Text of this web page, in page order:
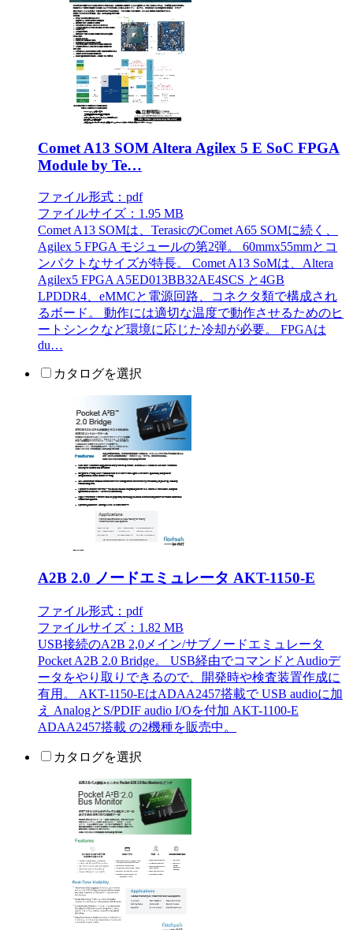
Comet A13 SOM Altera Agilex 5 E SoC FPGA
Module by Te…
ファイル形式：pdf
ファイルサイズ：1.95 MB
Comet A13 SOMは、TerasicのComet A65 SOMに続く、
Agilex 5 FPGA モジュールの第2弾。 60mmx55mmとコ
ンパクトなサイズが特長。 Comet A13 SoMは、Altera
Agilex5 FPGA A5ED013BB32AE4SCS と4GB
LPDDR4、eMMCと電源回路、コネクタ類で構成され
るボード。 動作には適切な温度で動作させるためのヒ
ートシンクなど環境に応じた冷却が必要。 FPGAは
du…
カタログを選択
A2B 2.0 ノードエミュレータ AKT-1150-E
ファイル形式：pdf
ファイルサイズ：1.82 MB
USB接続のA2B 2,0メイン/サブノードエミュレータ
Pocket A2B 2.0 Bridge。 USB経由でコマンドとAudioデ
ータをやり取りできるので、開発時や検査装置作成に
有用。 AKT-1150-EはADAA2457搭載で USB audioに加
え AnalogとS/PDIF audio I/Oを付加 AKT-1100-E
ADAA2457搭載 の2機種を販売中。
カタログを選択